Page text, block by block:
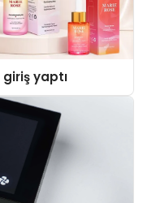
yaptı